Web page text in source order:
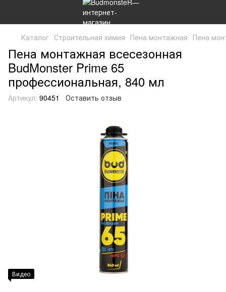
Каталог Строительная химия Пена монтажная Пена
Пена монтажная всесезонная
BudMonster Prime 65
профессиональная, 840 мл
Артикул: 90451 Оставить отзыв
Видео